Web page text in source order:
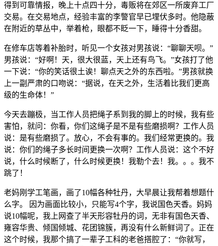
得到可靠情报，晚上十点四十分，毒贩将在郊区一所废弃工厂
交易。在交易地点，经验丰富的李警官早已埋伏多时。他隐蔽
在附近的草丛中，举着枪，眼都不眨一下，睡得十分香甜。
在修车店等着补胎时，听见一个女孩对男孩说：“聊聊天呗。”
男孩说：“好啊！天，很大很蓝，天上还有鸟飞。”女孩打了他
一下说：“你的笑话很土诶！聊点天之外的东西啦。”男孩就换
上一副严肃的口吻说：“据说，在天之外，生活着比我们更高
级的生命体！”
今天去蹦极，当工作人员把绳子系到我的脚上的时候，我有些
害怕，就问：你看，你们这绳子是不是有些磨损啊？工作人员
说：是有些磨损了。放心，不会有事的。我们经常更换的。我
说：你们的绳子多长时间更换一次啊？工作人员说：这个不好
说，什么时候断了，什么时候更换！我勒个去！我。。。我不
跳了！
老妈刚学工笔画，画了10幅各种牡丹，大早晨让我帮着想题什
么字。 因为画面比较小，只能写4个字，我说国色天香。妈妈
说10幅呢，我上网查了半天形容牡丹的词，无非有国色天香、
雍容华贵、倾国倾城、花团锦簇，再没有什么新鲜词了。正在
这个时候，我那个搞了一辈子工科的老爸搭腔了：“你就写，